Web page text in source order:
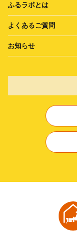
ふるラボとは
よくあるご質問
お知らせ